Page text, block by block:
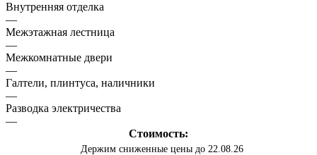
Внутренняя отделка
—
Межэтажная лестница
—
Межкомнатные двери
—
Галтели, плинтуса, наличники
—
Разводка электричества
—
Стоимость:
Держим сниженные цены до 22.08.26